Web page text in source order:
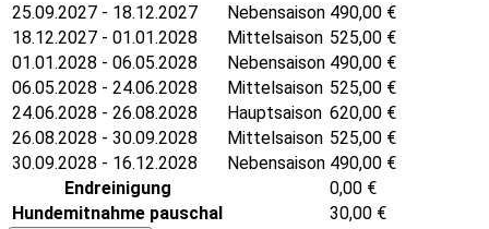
25.09.2027 - 18.12.2027
Nebensaison 490,00 €
18.12.2027 - 01.01.2028
Mittelsaison 525,00 €
01.01.2028 - 06.05.2028
Nebensaison 490,00 €
06.05.2028 - 24.06.2028
Mittelsaison 525,00 €
24.06.2028 - 26.08.2028
Hauptsaison 620,00 €
26.08.2028 - 30.09.2028
Mittelsaison 525,00 €
30.09.2028 - 16.12.2028
Nebensaison 490,00 €
Endreinigung
0,00 €
Hundemitnahme pauschal
30,00 €